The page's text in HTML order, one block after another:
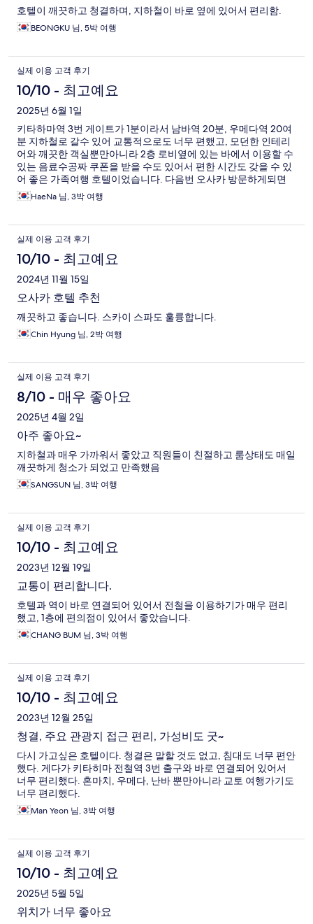
호텔이 깨끗하고 청결하며, 지하철이 바로 옆에 있어서 편리함.
BEONGKU 님, 5박 여행
실제 이용 고객 후기
10/10 - 최고예요
2025년 6월 1일
키타하마역 3번 게이트가 1분이라서 남바역 20분, 우메다역 20여
분 지하철로 갈수 있어 교통적으로도 너무 편했고, 모던한 인테리
어와 깨끗한 객실뿐만아니라 2층 로비옆에 있는 바에서 이용할 수
있는 음료수공짜 쿠폰을 받을 수도 있어서 편한 시간도 갖을 수 있
어 좋은 가족여행 호텔이었습니다. 다음번 오사카 방문하게되면
또 이용하고 싶습니다 :) 또 만나요!
HaeNa 님, 3박 여행
실제 이용 고객 후기
10/10 - 최고예요
2024년 11월 15일
오사카 호텔 추천
깨끗하고 좋습니다. 스카이 스파도 훌륭합니다.
Chin Hyung 님, 2박 여행
실제 이용 고객 후기
8/10 - 매우 좋아요
2025년 4월 2일
아주 좋아요~
지하철과 매우 가까워서 좋았고 직원들이 친절하고 룸상태도 매일
깨끗하게 청소가 되었고 만족했음
SANGSUN 님, 3박 여행
실제 이용 고객 후기
10/10 - 최고예요
2023년 12월 19일
교통이 편리합니다.
호텔과 역이 바로 연결되어 있어서 전철을 이용하기가 매우 편리
했고, 1층에 편의점이 있어서 좋았습니다.
CHANG BUM 님, 3박 여행
실제 이용 고객 후기
10/10 - 최고예요
2023년 12월 25일
청결, 주요 관광지 접근 편리, 가성비도 굿~
다시 가고싶은 호텔이다. 청결은 말할 것도 없고, 침대도 너무 편안
했다. 게다가 키타히마 전철역 3번 출구와 바로 연결되어 있어서
너무 편리했다. 혼마치, 우메다, 난바 뿐만아니라 교토 여행가기도
너무 편리했다.
Man Yeon 님, 3박 여행
실제 이용 고객 후기
10/10 - 최고예요
2025년 5월 5일
위치가 너무 좋아요